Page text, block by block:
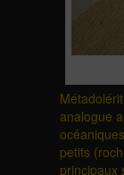
analogue
petits
principaux